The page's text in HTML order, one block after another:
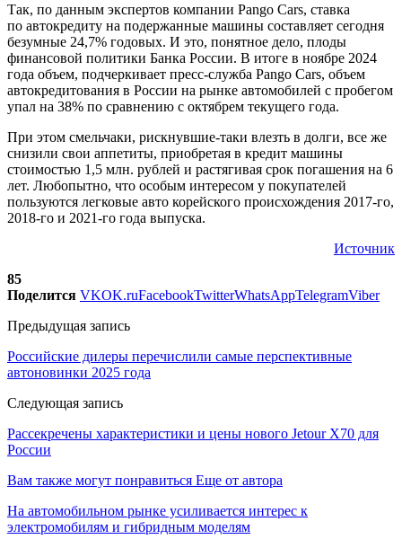
Так, по данным экспертов компании Pango Cars, ставка
по автокредиту на подержанные машины составляет сегодня
безумные 24,7% годовых. И это, понятное дело, плоды
финансовой политики Банка России. В итоге в ноябре 2024
года объем, подчеркивает пресс-служба Pango Cars, объем
автокредитования в России на рынке автомобилей с пробегом
упал на 38% по сравнению с октябрем текущего года.
При этом смельчаки, рискнувшие-таки влезть в долги, все же
снизили свои аппетиты, приобретая в кредит машины
стоимостью 1,5 млн. рублей и растягивая срок погашения на 6
лет. Любопытно, что особым интересом у покупателей
пользуются легковые авто корейского происхождения 2017-го,
2018-го и 2021-го года выпуска.
Источник
85
Поделится VKOK.ruFacebookTwitterWhatsAppTelegramViber
Предыдущая запись
Российские дилеры перечислили самые перспективные
автоновинки 2025 года
Следующая запись
Рассекречены характеристики и цены нового Jetour X70 для
России
Вам также могут понравиться Еще от автора
На автомобильном рынке усиливается интерес к
электромобилям и гибридным моделям